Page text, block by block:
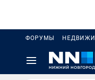
ФОРУМЫ